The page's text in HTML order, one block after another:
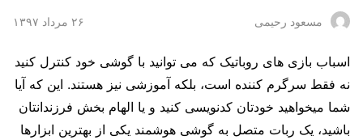
مسعود رحیمی ۲۶ مرداد ۱۳۹۷
اسباب بازی های روباتیک که می توانید با گوشی خود کنترل کنید
نه فقط سرگرم کننده است، بلکه آموزشی نیز هستند. این که آیا
شما میخواهید خودتان کدنویسی کنید و یا الهام بخش فرزندانتان
باشید، یک ربات متصل به گوشی هوشمند یکی از بهترین ابزارها